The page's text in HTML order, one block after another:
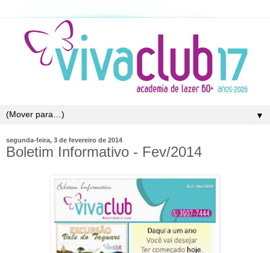
▼
segunda-feira, 3 de fevereiro de 2014
Boletim Informativo - Fev/2014